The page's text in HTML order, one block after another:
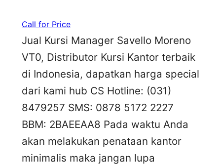
Call for Price
Jual Kursi Manager Savello Moreno
VT0, Distributor Kursi Kantor terbaik
di Indonesia, dapatkan harga special
dari kami hub CS Hotline: (031)
8479257 SMS: 0878 5172 2227
BBM: 2BAEEAA8 Pada waktu Anda
akan melakukan penataan kantor
minimalis maka jangan lupa